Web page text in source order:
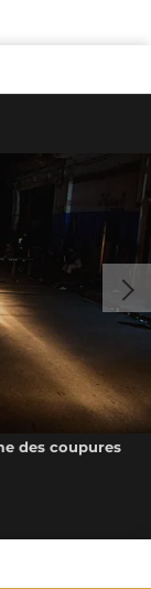
des coupures